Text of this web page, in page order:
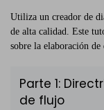
Utiliza un creador de
de alta calidad. Este
sobre la elaboración
Parte 1:
de flujo